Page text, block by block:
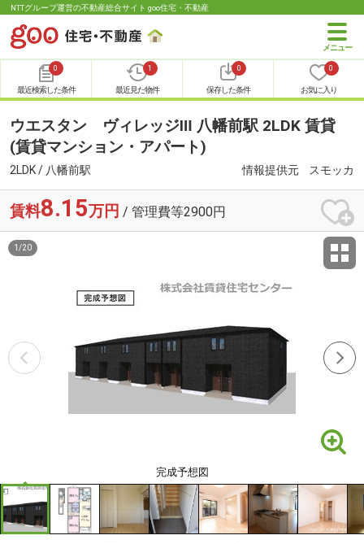
NTTグループ運営の不動産総合サイト goo住宅・不動産
0
最近検索した条件
1
最近見た物件
0
保存した条件
0
お気に入り
ウエスタン ヴィレッジⅢ 八幡前駅 2LDK 賃貸
(賃貸マンション・アパート)
2LDK / 八幡前駅 情報提供元 スモッカ
賃料8.15万円 / 管理費等2900円
完成予想図
1 /20